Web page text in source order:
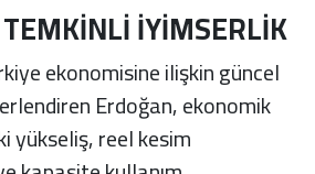
İYİMSERLİK
ekonomisine ilişkin güncel
Erdoğan, ekonomik
yükseliş, reel kesim